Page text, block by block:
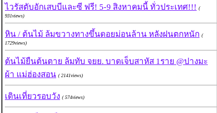
ไวรัสตับอักเสบบีและซี ฟรี! 5-9 สิงหาคมนี้ ทั่วประเทศ!!! (
931views)
หิน / ต้นไม้ ล้มขวางทางขึ้นดอยม่อนล้าน หลังฝนตกหนัก (
1729views)
ต้นไม้ยืนต้นตาย ล้มทับ จยย. บาดเจ็บสาหัส 1ราย @ปางมะ
ผ้า แม่ฮ่องสอน ( 2141views)
เดินเที่ยวรอบวัง ( 574views)